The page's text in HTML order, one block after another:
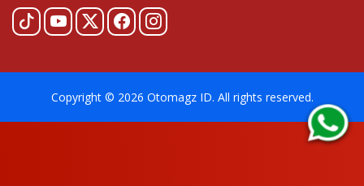
Copyright © 2026 Otomagz ID. All rights reserved.